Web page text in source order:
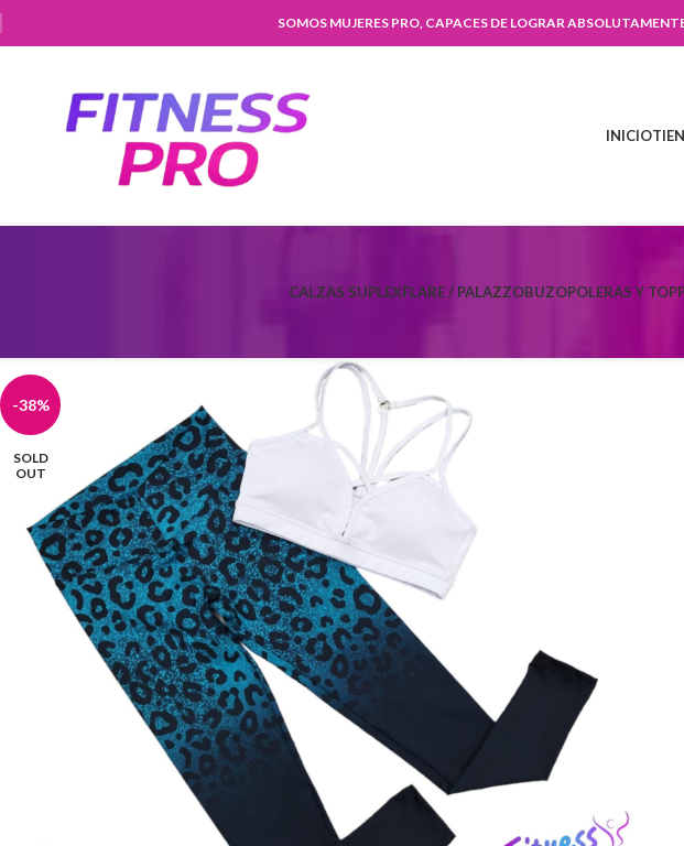
SOMOS MUJERES PRO, CAPACES DE LOGRAR
INICIO
CALZAS SUPLEXFLARE / PALAZZOBUZOPOLERAS Y TOP
-38%
SOLD
OUT